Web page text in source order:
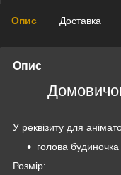
Опис Доставка
Опис
У реквізиту для
голова
Розмір: